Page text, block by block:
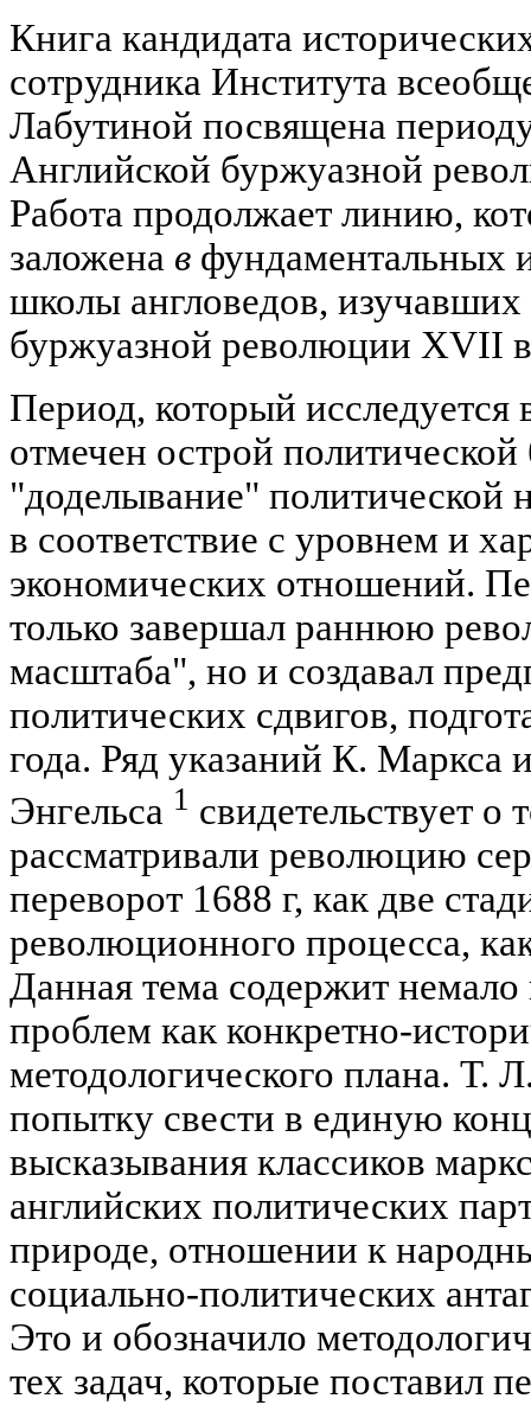
Книга кандидата
сотрудника Института
Лабутиной посвящена
Английской буржуазной
Работа продолжает линию,
заложена в фундаментальных
школы англоведов,
буржуазной революции XVII
Период, который
отмечен острой
"доделывание" политической
в соответствие с уровнем и
экономических отношений.
только завершал раннюю
масштаба", но и создавал
политических сдвигов,
года. Ряд указаний К. Маркса
Энгельса 1 свидетельствует о
рассматривали революцию
переворот 1688 г, как две
революционного процесса,
Данная тема содержит немало
проблем как конкретно-
методологического плана. Т.
попытку свести в единую
высказывания классиков
английских политических
природе, отношении к
социально-политических
Это и обозначило
тех задач, которые поставил